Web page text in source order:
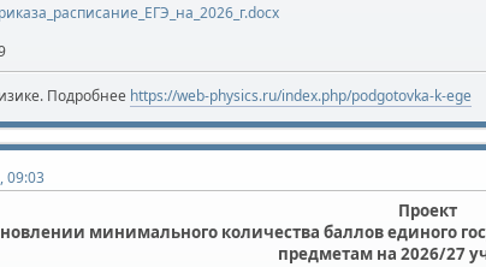
Подробнее https://web-physics.ru/index.php/podgotovka-k-ege
09:03
Проект
минимального количества баллов единого
предметам на 2026/27